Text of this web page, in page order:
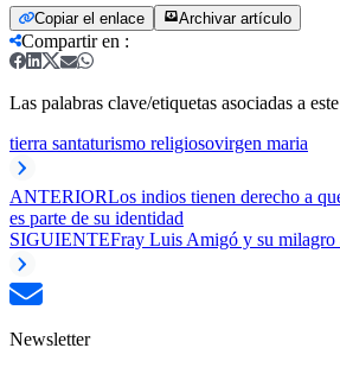
Copiar el enlace Archivar artículo
Compartir en :
Las palabras clave/etiquetas asociadas a
tierra santaturismo religiosovirgen maria
ANTERIORLos indios tienen derecho a
es parte de su identidad
SIGUIENTEFray Luis Amigó y su milagro
Newsletter